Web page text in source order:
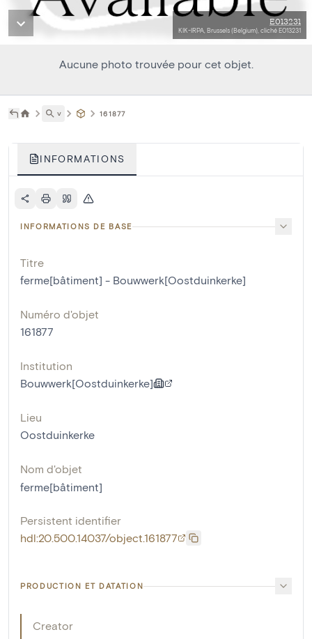
E013231
KIK-IRPA, Brussels (Belgium), cliché E013231
Aucune photo trouvée pour cet objet.
˅ 161877
INFORMATIONS
INFORMATIONS DE BASE
Titre
ferme[bâtiment] - Bouwwerk[Oostduinkerke]
Numéro d'objet
161877
Institution
Bouwwerk[Oostduinkerke]
Lieu
Oostduinkerke
Nom d'objet
ferme[bâtiment]
Persistent identifier
hdl:20.500.14037/object.161877
PRODUCTION ET DATATION
Creator